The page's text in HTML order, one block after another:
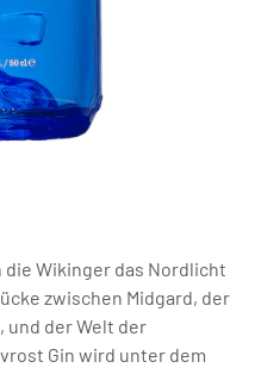
Wikinger das Nordlicht
zwischen Midgard, der
und der Welt der
Gin wird unter dem